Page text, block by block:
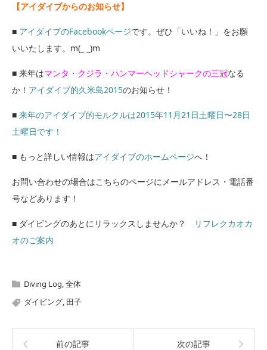
【アイダイブからのお知らせ】
■ アイダイブのFacebookページです。ぜひ「いいね！」をお願
いいたします。m(_ _)m
■ 来年はマンタ・クジラ・ハンマーヘッドシャークの三冠なる
か！ アイダイブ的久米島2015のお知らせ！
■ 来年のアイダイブ的モルクルは2015年11月21日土曜日〜28日
土曜日です！
■ もっと詳しい情報はアイダイブのホームページへ！
お問い合わせの場合はこちらのページにメールアドレス・電話番
号などあります！
■ ダイビングのあとにリラックスしませんか？
リフレクカオカ
オのご案内
Diving Log,全体
ダイビング, 田子
前の記事 次の記事